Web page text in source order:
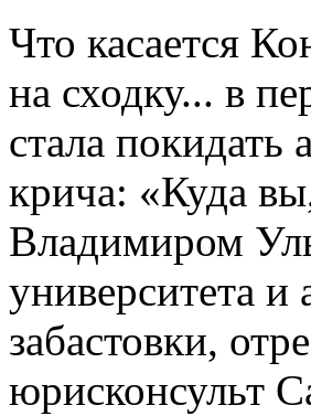
Что касается
на сходку... в
стала покидать
крича: «Куда
Владимиром
университета и
забастовки,
юрисконсульт